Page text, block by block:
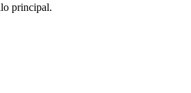
principal.